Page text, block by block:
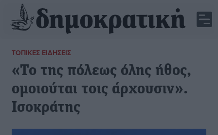
ΤΟΠΙΚΈΣ ΕΙΔΉΣΕΙΣ
«Το της πόλεως όλης ήθος,
ομοιούται τοις άρχουσιν».
Ισοκράτης